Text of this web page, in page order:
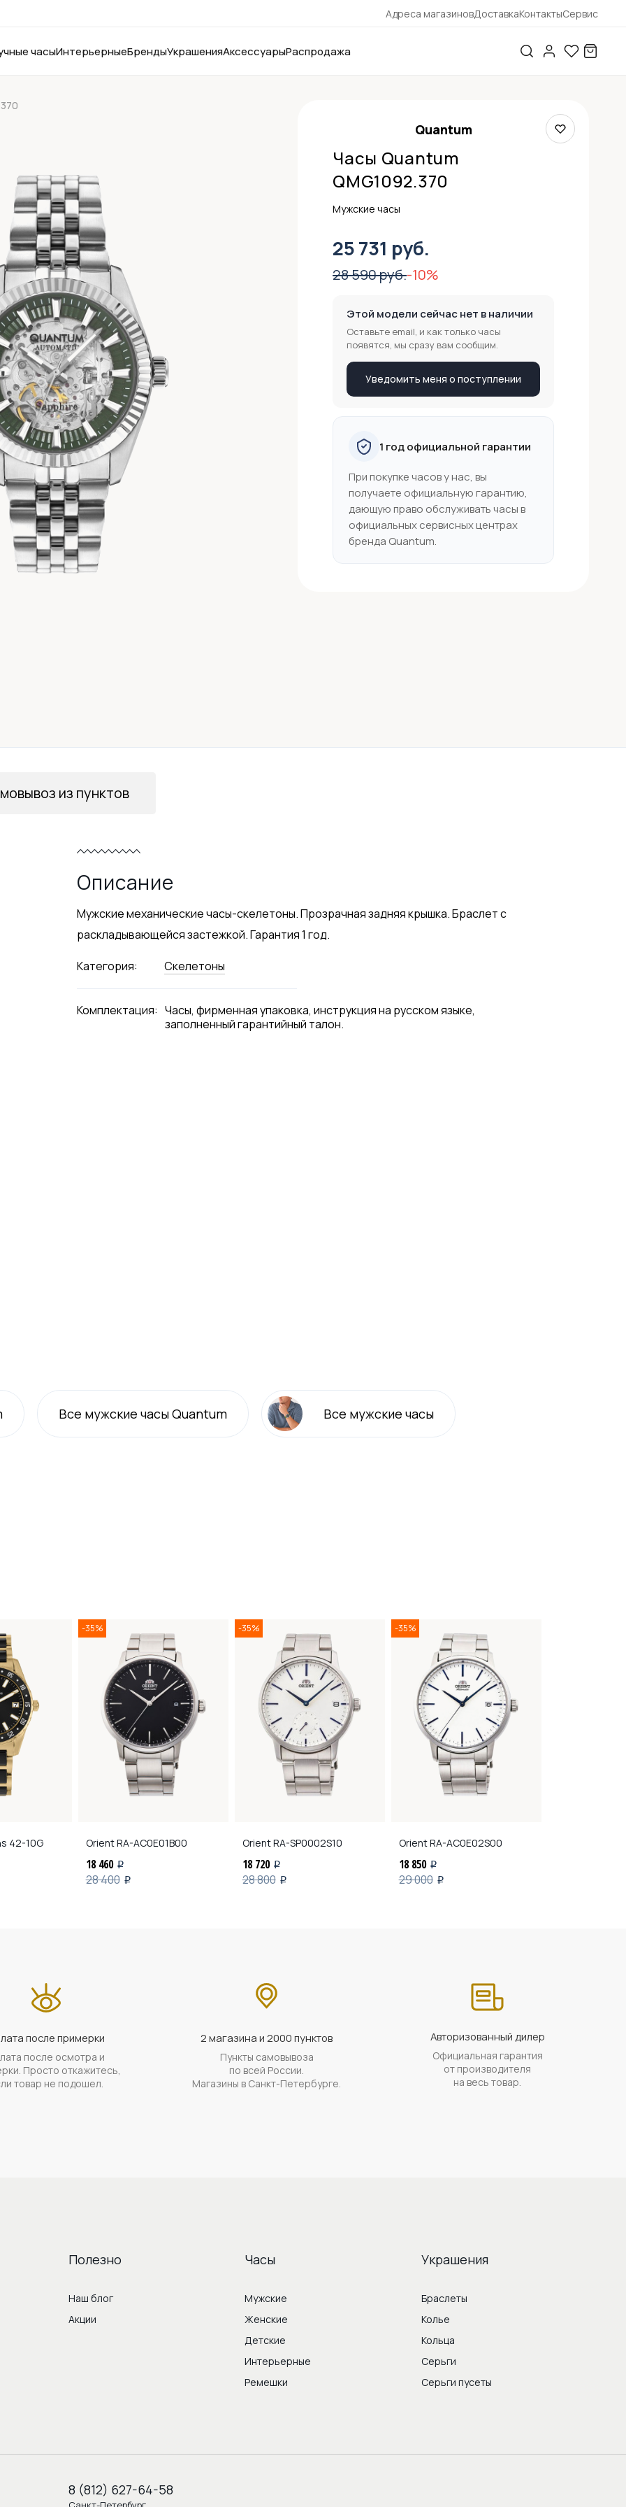
Адреса магазиновДоставкаКонтактыСервис
часыИнтерьерныеБрендыУкрашенияАксессуарыРаспродажа
Quantum
Часы Quantum
QMG1092.370
Мужские часы
25 731 руб.
28 590 руб.-10%
Этой модели сейчас нет в наличии
Оставьте email, и как только часы
появятся, мы сразу вам сообщим.
Уведомить меня о поступлении
1 год официальной гарантии
При покупке часов у нас, вы
получаете официальную гарантию,
дающую право обслуживать часы в
официальных сервисных центрах
бренда Quantum.
Описание
Мужские механические часы-скелетоны. Прозрачная задняя крышка. Браслет с
раскладывающейся застежкой. Гарантия 1 год.
Категория: Скелетоны
Комплектация: Часы, фирменная упаковка, инструкция на русском языке,
заполненный гарантийный талон.
из пунктов
Все мужские часы Quantum Все мужские часы
42-10G
-35%
OrientRA-AC0E01B00
18 460 i
28 400 i
-35%
OrientRA-SP0002S10
18 720 i
28 800 i
-35%
OrientRA-AC0E02S00
18 850 i
29 000 i
после примерки
после осмотра и
Просто откажитесь,
товар не подошел.
2 магазина и 2000 пунктов
Пункты самовывоза
по всей России.
Магазины в Санкт-Петербурге.
Авторизованный дилер
Официальная гарантия
от производителя
на весь товар.
Полезно
Наш блог
Акции
Часы
Мужские
Женские
Детские
Интерьерные
Ремешки
Украшения
Браслеты
Колье
Кольца
Серьги
Серьги пусеты
8 (812) 627-64-58